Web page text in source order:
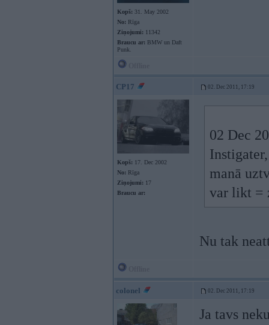
Kopš: 31. May 2002
No: Rīga
Ziņojumi: 11342
Braucu ar: BMW un Daft
Punk.
CP17 02. Dec 2011, 17:19
Kopš: 17. Dec 2002
No: Rīga
Ziņojumi: 17
Braucu ar:
02 Dec
Instigater,
manā
var likt =
Nu tak
colonel 02. Dec 2011, 17:19
Ja tavs